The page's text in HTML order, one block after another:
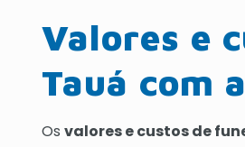
Valores e
Tauá com
Osvalores e custos de